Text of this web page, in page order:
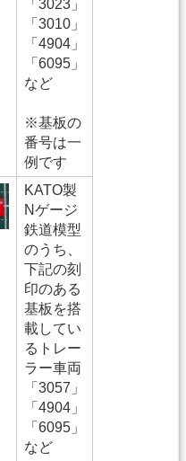
「3023」
「3010」
「4904」
「6095」
など
※基板の
番号は一
例です
KATO製
Nゲージ
鉄道模型
のうち、
下記の刻
印のある
基板を搭
載してい
るトレー
ラー車両
「3057」
「4904」
「6095」
など